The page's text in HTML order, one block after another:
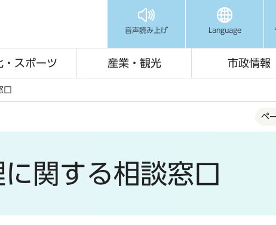
音声読み上げ Language
・スポーツ 産業・観光 市政情報
口
ペ
関する相談窓口